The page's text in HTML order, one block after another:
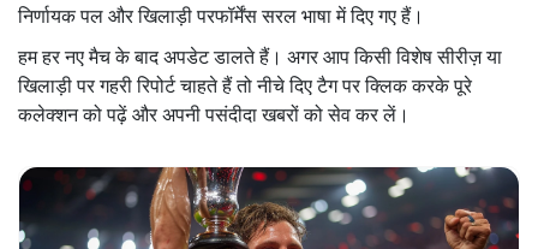
निर्णायक पल और खिलाड़ी परफॉर्मेंस सरल भाषा में दिए गए हैं।
हम हर नए मैच के बाद अपडेट डालते हैं। अगर आप किसी विशेष सीरीज़ या
खिलाड़ी पर गहरी रिपोर्ट चाहते हैं तो नीचे दिए टैग पर क्लिक करके पूरे
कलेक्शन को पढ़ें और अपनी पसंदीदा खबरों को सेव कर लें।